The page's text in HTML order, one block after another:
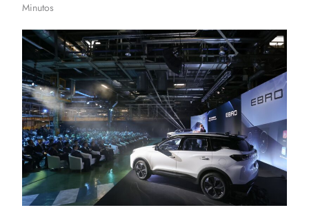
Minutos